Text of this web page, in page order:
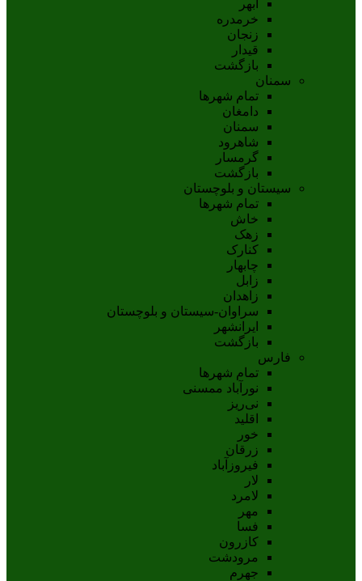
ابهر
خرمدره
زنجان
قيدار
بازگشت
سمنان
تمام شهر‌ها
دامغان
سمنان
شاهرود
گرمسار
بازگشت
سیستان و بلوچستان
تمام شهر‌ها
خاش
زهک
کنارک
چابهار
زابل
زاهدان
سراوان-سيستان و بلوچستان
ايرانشهر
بازگشت
فارس
تمام شهر‌ها
نورآباد ممسنی
نی‌ریز
اقلید
خور
زرقان
فیروزآباد
لار
لامرد
مهر
فسا
کازرون
مرودشت
جهرم